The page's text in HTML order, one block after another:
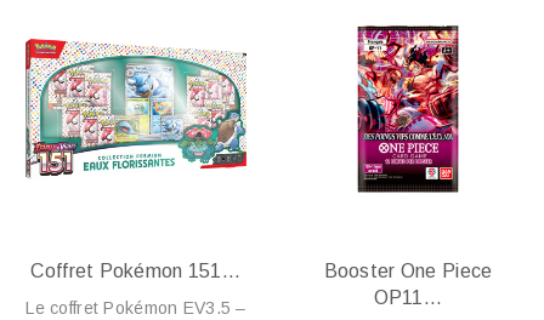
Coffret Pokémon 151...
Le coffret Pokémon EV3.5 –
Booster One Piece
OP11...